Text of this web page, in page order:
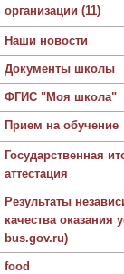
организации (11)
Наши новости
Документы школы
ФГИС "Моя школа"
Прием на обучение
Государственная
аттестация
Результаты
качества оказания
bus.gov.ru)
food